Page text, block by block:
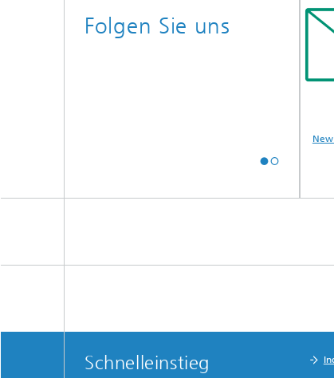
Folgen Sie uns
Schnelleinstieg